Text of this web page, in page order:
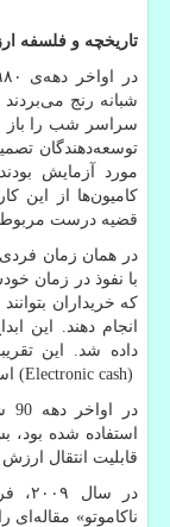
تاریخچه و فلسفه
شبانه رنج
سراسر شب را باز
توسعه‌دهندگان
مورد آزمایش
کامیون‌ها از این
قضیه درست مربوط به ۲۵ سال پیش از پیدایش بیت
در همان زمان
با نفوذ در زمان
که خریداران
انجام دهند. این
داده شد. این
(Electronic cash)
استفاده شده بود،
قابلیت انتقال
در
ناکاموتو» مقاله‌ای